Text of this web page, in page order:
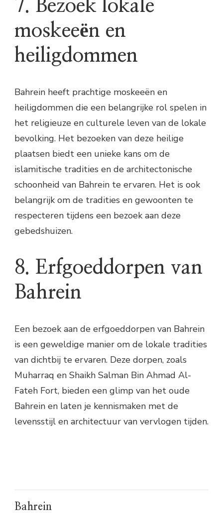
7. Bezoek lokale
moskeeën en
heiligdommen
Bahrein heeft prachtige moskeeën en
heiligdommen die een belangrijke rol spelen in
het religieuze en culturele leven van de lokale
bevolking. Het bezoeken van deze heilige
plaatsen biedt een unieke kans om de
islamitische tradities en de architectonische
schoonheid van Bahrein te ervaren. Het is ook
belangrijk om de tradities en gewoonten te
respecteren tijdens een bezoek aan deze
gebedshuizen.
8. Erfgoeddorpen van
Bahrein
Een bezoek aan de erfgoeddorpen van Bahrein
is een geweldige manier om de lokale tradities
van dichtbij te ervaren. Deze dorpen, zoals
Muharraq en Shaikh Salman Bin Ahmad Al-
Fateh Fort, bieden een glimp van het oude
Bahrein en laten je kennismaken met de
levensstijl en architectuur van vervlogen tijden.
Bahrein